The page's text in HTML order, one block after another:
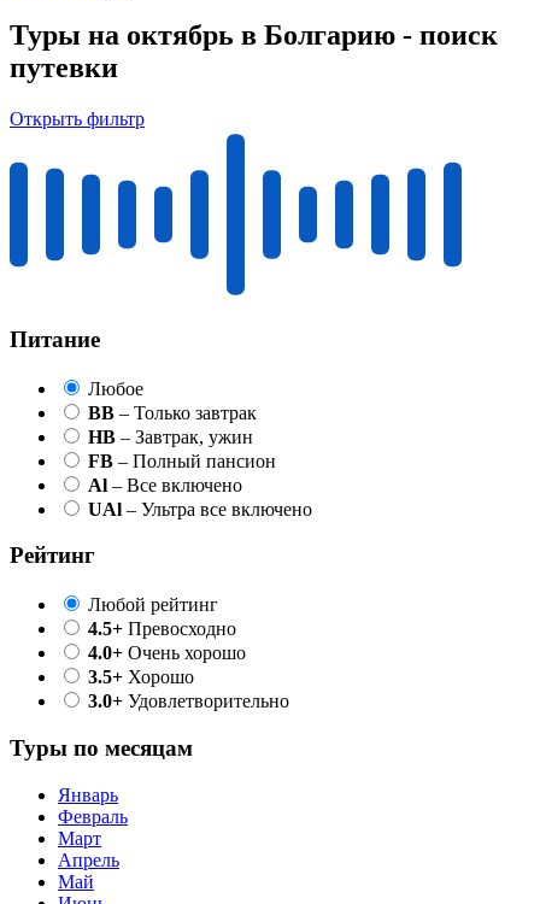
Туры на октябрь в Болгарию - поиск
путевки
Открыть фильтр
Питание
Любое
BB – Только завтрак
HB – Завтрак, ужин
FB – Полный пансион
Al – Все включено
UAl – Ультра все включено
Рейтинг
Любой рейтинг
4.5+ Превосходно
4.0+ Очень хорошо
3.5+ Хорошо
3.0+ Удовлетворительно
Туры по месяцам
Январь
Февраль
Март
Апрель
Май